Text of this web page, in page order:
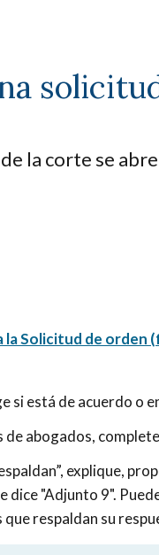
la corte se
la Solicitud de orden
si está de acuerdo o
abogados,
explique,
dice "Adjunto 9".
respaldan su